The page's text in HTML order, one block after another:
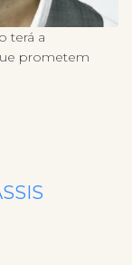
terá a
prometem